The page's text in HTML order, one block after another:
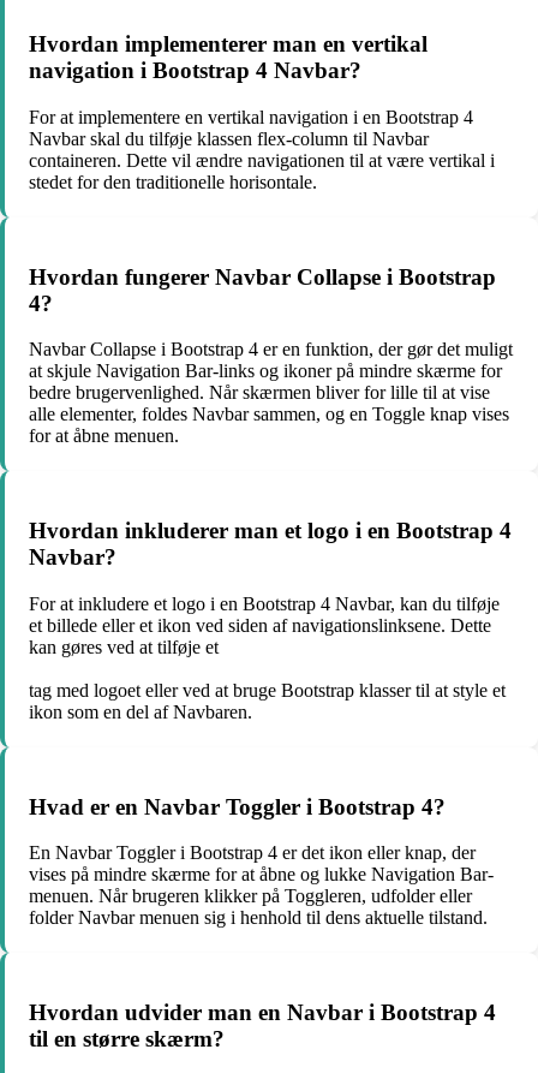
Hvordan implementerer man en vertikal
navigation i Bootstrap 4 Navbar?
For at implementere en vertikal navigation i en Bootstrap 4
Navbar skal du tilføje klassen flex-column til Navbar
containeren. Dette vil ændre navigationen til at være vertikal i
stedet for den traditionelle horisontale.
Hvordan fungerer Navbar Collapse i Bootstrap
4?
Navbar Collapse i Bootstrap 4 er en funktion, der gør det muligt
at skjule Navigation Bar-links og ikoner på mindre skærme for
bedre brugervenlighed. Når skærmen bliver for lille til at vise
alle elementer, foldes Navbar sammen, og en Toggle knap vises
for at åbne menuen.
Hvordan inkluderer man et logo i en Bootstrap 4
Navbar?
For at inkludere et logo i en Bootstrap 4 Navbar, kan du tilføje
et billede eller et ikon ved siden af navigationslinksene. Dette
kan gøres ved at tilføje et
tag med logoet eller ved at bruge Bootstrap klasser til at style et
ikon som en del af Navbaren.
Hvad er en Navbar Toggler i Bootstrap 4?
En Navbar Toggler i Bootstrap 4 er det ikon eller knap, der
vises på mindre skærme for at åbne og lukke Navigation Bar-
menuen. Når brugeren klikker på Toggleren, udfolder eller
folder Navbar menuen sig i henhold til dens aktuelle tilstand.
Hvordan udvider man en Navbar i Bootstrap 4
til en større skærm?